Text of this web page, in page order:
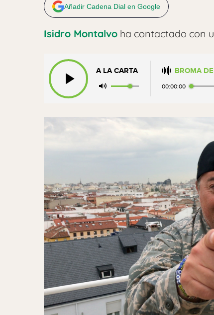
Añadir Cadena Dial en Google
Isidro Montalvo ha contactado con
A LA CARTA BROMA
00:00:00